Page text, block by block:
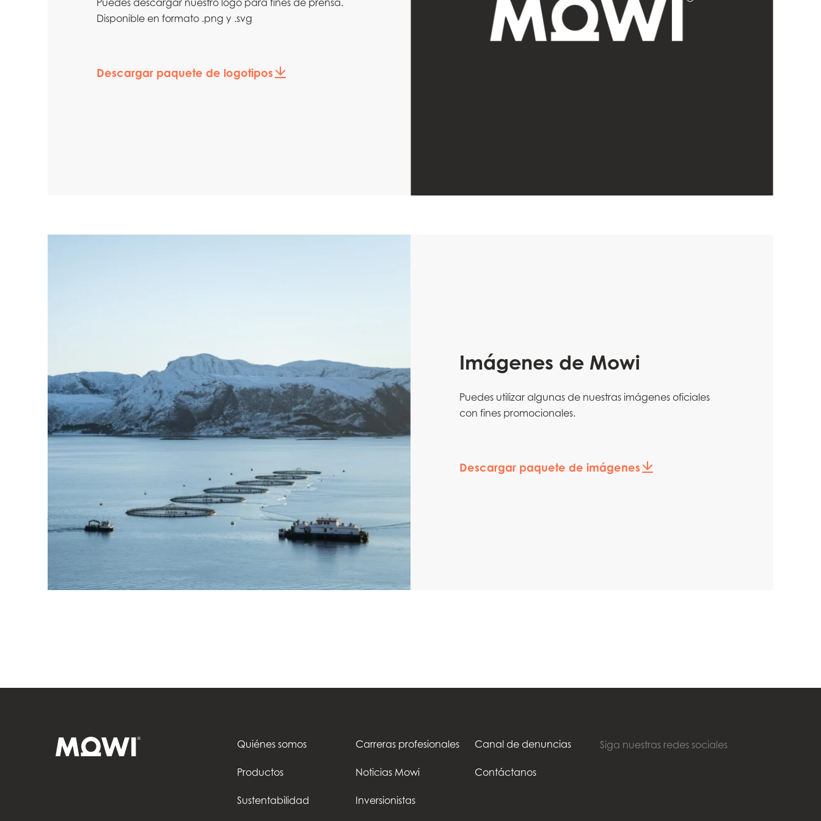
Puedes descargar nuestro logo para fines de prensa.
Disponible en formato .png y .svg
Descargar paquete de logotipos
Imágenes de Mowi
Puedes utilizar algunas de nuestras imágenes oficiales
con fines promocionales.
Descargar paquete de imágenes
Quiénes somos
Productos
Sustentabilidad
Carreras profesionales
Noticias Mowi
Inversionistas
Canal de denuncias
Contáctanos
Siga nuestras redes sociales